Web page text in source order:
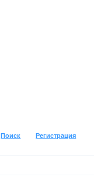
Поиск
Регистрация